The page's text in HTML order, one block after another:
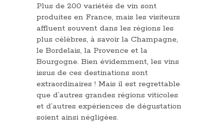
Plus de 200 variétés de vin sont
produites en France, mais les visiteurs
affluent souvent dans les régions les
plus célèbres, à savoir la Champagne,
le Bordelais, la Provence et la
Bourgogne. Bien évidemment, les vins
issus de ces destinations sont
extraordinaires ! Mais il est regrettable
que d’autres grandes régions viticoles
et d’autres expériences de dégustation
soient ainsi négligées.